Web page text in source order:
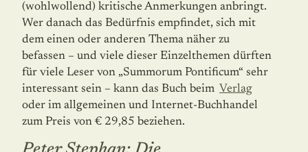
(wohlwollend) kritische Anmerkungen anbringt.
Wer danach das Bedürfnis empfindet, sich mit
dem einen oder anderen Thema näher zu
befassen – und viele dieser Einzelthemen dürften
für viele Leser von „Summorum Pontificum“ sehr
interessant sein – kann das Buch beim Verlag
oder im allgemeinen und Internet-Buchhandel
zum Preis von € 29,85 beziehen.